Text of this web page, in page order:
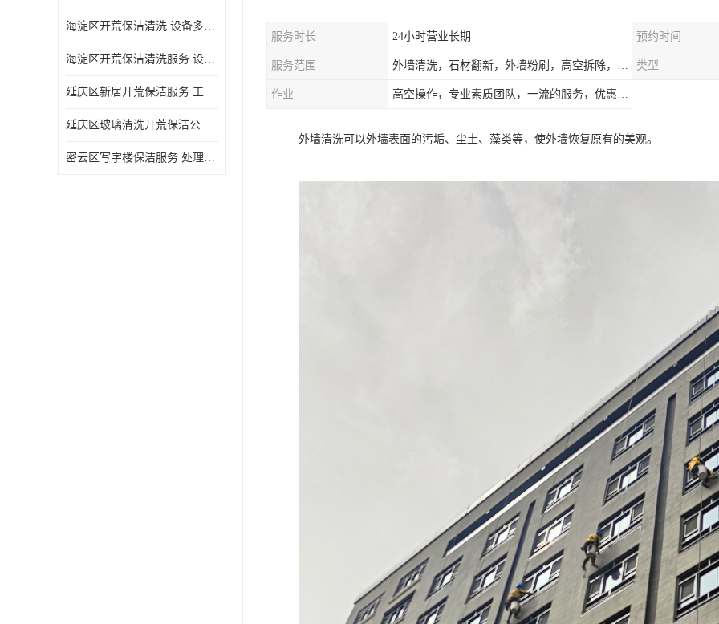
海淀区开荒保洁清洗 设备多样 避免会留下卫生死角
海淀区开荒保洁清洗服务 设备多样 清洁知识全面
延庆区新居开荒保洁服务 工程类别多 避免会留下卫生死角
延庆区玻璃清洗开荒保洁公司电话 处理细致 清洁知识全面
密云区写字楼保洁服务 处理细致 避免会留下卫生死角
服务时长 24小时营业长期 预约时间
服务范围 外墙清洗，石材翻新，外墙粉刷，高空拆除，防水补漏，高空安装，落水管安装，灯具广告牌拆除 类型
作业 高空操作，专业素质团队，一流的服务，优惠的价格
外墙清洗可以外墙表面的污垢、尘土、藻类等，使外墙恢复原有的美观。